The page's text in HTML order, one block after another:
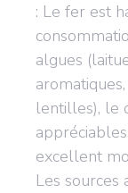
: Le fer est
algues
lentilles), le
excellent
Les sources